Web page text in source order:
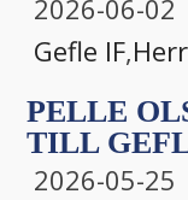
2026-06-02
Gefle IF,
PELLE
TILL
2026-05-25